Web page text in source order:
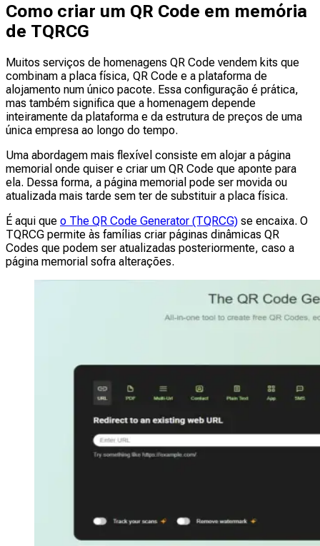
Como criar um QR Code em memória
de TQRCG
Muitos serviços de homenagens QR Code vendem kits que
combinam a placa física, QR Code e a plataforma de
alojamento num único pacote. Essa configuração é prática,
mas também significa que a homenagem depende
inteiramente da plataforma e da estrutura de preços de uma
única empresa ao longo do tempo.
Uma abordagem mais flexível consiste em alojar a página
memorial onde quiser e criar um QR Code que aponte para
ela. Dessa forma, a página memorial pode ser movida ou
atualizada mais tarde sem ter de substituir a placa física.
É aqui que o The QR Code Generator (TQRCG) se encaixa. O
TQRCG permite às famílias criar páginas dinâmicas QR
Codes que podem ser atualizadas posteriormente, caso a
página memorial sofra alterações.